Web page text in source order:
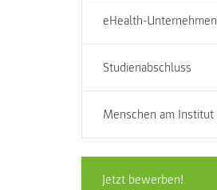
eHealth-Unternehmen
Studienabschluss
Menschen am Institut
Jetzt bewerben!